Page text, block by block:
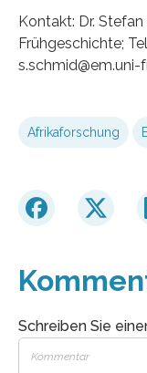
Kontakt: Dr.
Frühgeschichte;
s.schmid@em.uni-
Afrikaforschung
Schreiben Sie